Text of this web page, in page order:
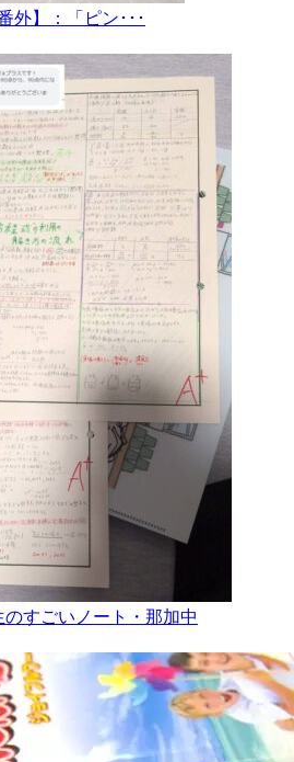
外】：「ピン･･･
すごいノート・那加中